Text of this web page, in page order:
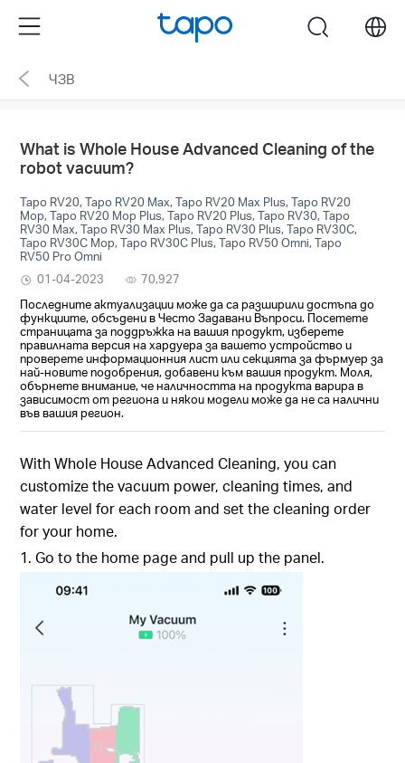
the
navigation
Menu search
ЧЗВ
What is Whole House Advanced Cleaning of the
robot vacuum?
Tapo RV20, Tapo RV20 Max, Tapo RV20 Max Plus, Tapo RV20
Mop, Tapo RV20 Mop Plus, Tapo RV20 Plus, Tapo RV30, Tapo
RV30 Max, Tapo RV30 Max Plus, Tapo RV30 Plus, Tapo RV30C,
Tapo RV30C Mop, Tapo RV30C Plus, Tapo RV50 Omni, Tapo
RV50 Pro Omni
01-04-2023
70,927
Последните актуализации може да са разширили достъпа до
функциите, обсъдени в Често Задавани Въпроси. Посетете
страницата за поддръжка на вашия продукт, изберете
правилната версия на хардуера за вашето устройство и
проверете информационния лист или секцията за фърмуер за
най-новите подобрения, добавени към вашия продукт. Моля,
обърнете внимание, че наличността на продукта варира в
зависимост от региона и някои модели може да не са налични
във вашия регион.
With Whole House Advanced Cleaning, you can
customize the vacuum power, cleaning times, and
water level for each room and set the cleaning order
for your home.
1. Go to the home page and pull up the panel.